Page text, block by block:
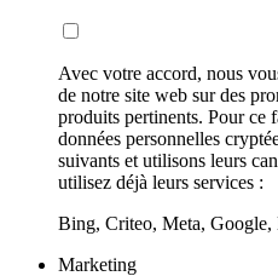
Avec votre accord, nous
de notre site web sur des
produits pertinents. Pour ce
données personnelles
suivants et utilisons leurs
utilisez déjà leurs services :
Bing, Criteo, Meta,
Marketing